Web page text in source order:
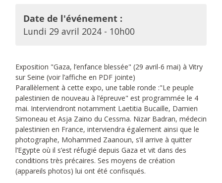
Date de l'événement :
Lundi 29 avril 2024 - 10h00
Exposition "Gaza, l’enfance blessée" (29 avril-6 mai) à Vitry
sur Seine (voir l’affiche en PDF jointe)
Parallèlement à cette expo, une table ronde :"Le peuple
palestinien de nouveau à l’épreuve" est programmée le 4
mai. Interviendront notamment Laetitia Bucaille, Damien
Simoneau et Asja Zaino du Cessma. Nizar Badran, médecin
palestinien en France, interviendra également ainsi que le
photographe, Mohammed Zaanoun, s’il arrive à quitter
l’Egypte où il s’est réfugié depuis Gaza et vit dans des
conditions très précaires. Ses moyens de création
(appareils photos) lui ont été confisqués.